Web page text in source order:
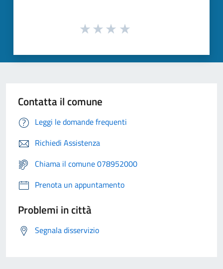
Contatta il comune
Leggi le domande frequenti
Richiedi Assistenza
Chiama il comune 078952000
Prenota un appuntamento
Problemi in città
Segnala disservizio